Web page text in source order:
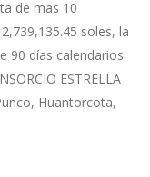
de mas 10
soles, la
90 días calendarios
ESTRELLA
Huantorcota,